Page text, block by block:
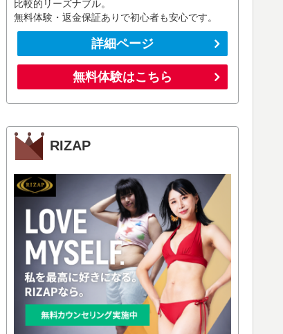
比較的リーズナブル。
無料体験・返金保証ありで初心者も安心です。
詳細ページ
無料体験はこちら
RIZAP